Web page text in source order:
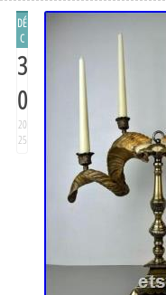
DÉ
C
3
0
20
25